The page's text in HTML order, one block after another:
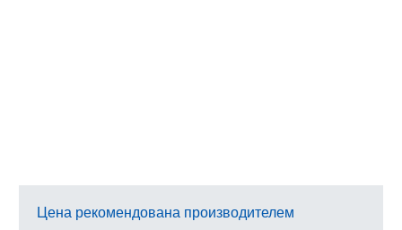
Цена рекомендована производителем